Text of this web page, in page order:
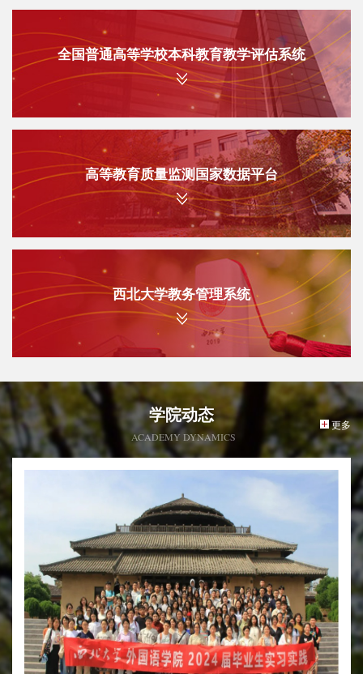
全国普通高等学校本科教育教学评估系统
高等教育质量监测国家数据平台
西北大学教务管理系统
学院动态
ACADEMY DYNAMICS
更多